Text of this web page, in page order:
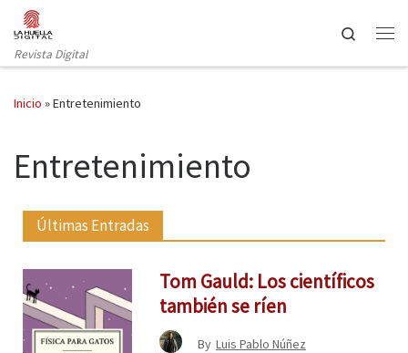
Saltar al contenido
Revista Digital
Search
Inicio »Entretenimiento
Entretenimiento
Últimas Entradas
Tom Gauld: Los científicos
también se ríen
By Luis Pablo Núñez